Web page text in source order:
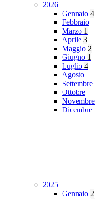
2026
Gennaio 4
Febbraio
Marzo 1
Aprile 3
Maggio 2
Giugno 1
Luglio 4
Agosto
Settembre
Ottobre
Novembre
Dicembre
2025
Gennaio 2